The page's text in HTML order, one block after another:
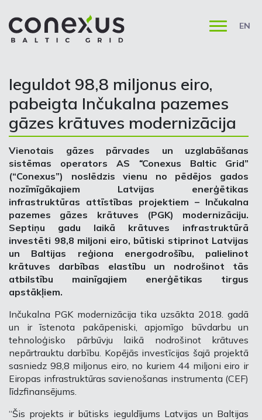
EN
Ieguldot 98,8 miljonus eiro,
pabeigta Inčukalna pazemes
gāzes krātuves modernizācija
Vienotais gāzes pārvades un uzglabāšanas
sistēmas operators AS “Conexus Baltic Grid”
(“Conexus”) noslēdzis vienu no pēdējos gados
nozīmīgākajiem Latvijas enerģētikas
infrastruktūras attīstības projektiem – Inčukalna
pazemes gāzes krātuves (PGK) modernizāciju.
Septiņu gadu laikā krātuves infrastruktūrā
investēti 98,8 miljoni eiro, būtiski stiprinot Latvijas
un Baltijas reģiona energodrošību, palielinot
krātuves darbības elastību un nodrošinot tās
atbilstību mainīgajiem enerģētikas tirgus
apstākļiem.
Inčukalna PGK modernizācija tika uzsākta 2018. gadā
un ir īstenota pakāpeniski, apjomīgo būvdarbu un
tehnoloģisko pārbūvju laikā nodrošinot krātuves
nepārtrauktu darbību. Kopējās investīcijas šajā projektā
sasniedz 98,8 miljonus eiro, no kuriem 44 miljoni eiro ir
Eiropas infrastruktūras savienošanas instrumenta (CEF)
līdzfinansējums.
“Šis projekts ir būtisks ieguldījums Latvijas un Baltijas